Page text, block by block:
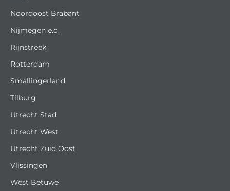
Noordoost Brabant
Nijmegen e.o.
Rijnstreek
Rotterdam
Smallingerland
Tilburg
Utrecht Stad
Utrecht West
Utrecht Zuid Oost
Vlissingen
West Betuwe